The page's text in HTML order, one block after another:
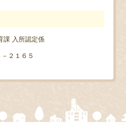
課 入所認定係
２１６５